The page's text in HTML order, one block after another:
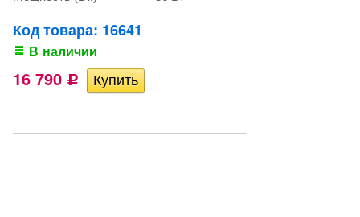
Код товара: 16641
В наличии
16 790 Р